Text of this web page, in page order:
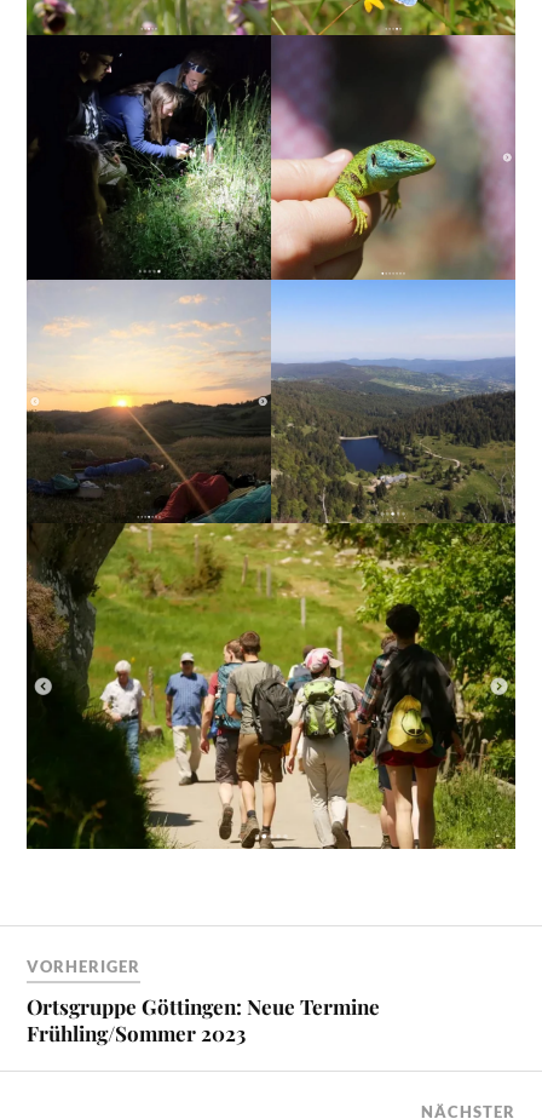
VORHERIGER
Ortsgruppe Göttingen: Neue Termine
Frühling/Sommer 2023
NÄCHSTER